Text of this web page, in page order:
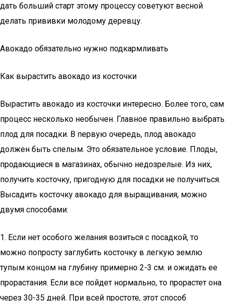
дать больший старт этому процессу советуют весной
делать прививки молодому деревцу.
Авокадо обязательно нужно подкармливать
Как вырастить авокадо из косточки
Вырастить авокадо из косточки интересно. Более того, сам
процесс несколько необычен. Главное правильно выбрать
плод для посадки. В первую очередь, плод авокадо
должен быть спелым. Это обязательное условие. Плоды,
продающиеся в магазинах, обычно недозрелые. Из них,
получить косточку, пригодную для посадки не получиться.
Высадить косточку авокадо для выращивания, можно
двумя способами:
1. Если нет особого желания возиться с посадкой, то
можно попросту заглубить косточку в легкую землю
тупым концом на глубину примерно 2-3 см. и ожидать ее
прорастания. Если все пойдет нормально, то прорастет она
через 30-35 дней. При всей простоте, этот способ